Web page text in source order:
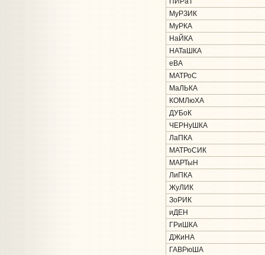
МуРЗИК
МуРКА
НаЙКА
НАТаШКА
еВА
МАТРоС
МаЛЬКА
КОМЛюХА
ДУБоК
ЧЕРНуШКА
ЛаПКА
МАТРоСИК
МАРТыН
ЛиПКА
ЖуЛИК
ЗоРИК
иДЕН
ГРиШКА
ДЖиНА
ГАВРюША